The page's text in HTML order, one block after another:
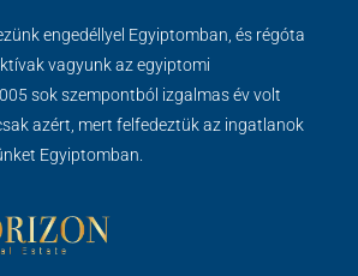
engedéllyel Egyiptomban, és régóta
vagyunk az egyiptomi
sok szempontból izgalmas év volt
azért, mert felfedeztük az ingatlanok
Egyiptomban.